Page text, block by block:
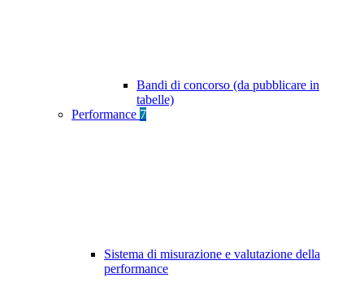
Bandi di concorso (da pubblicare in
tabelle)
Performance 7
Sistema di misurazione e valutazione della
performance